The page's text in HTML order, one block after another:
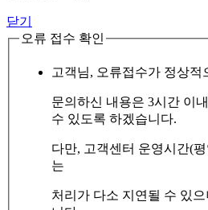
닫기
오류 접수 확인
고객님, 오류접수가 정상적
문의하신 내용은 3시간 이
수 있도록 하겠습니다.
다만, 고객센터 운영시간(평
는
처리가 다소 지연될 수 있